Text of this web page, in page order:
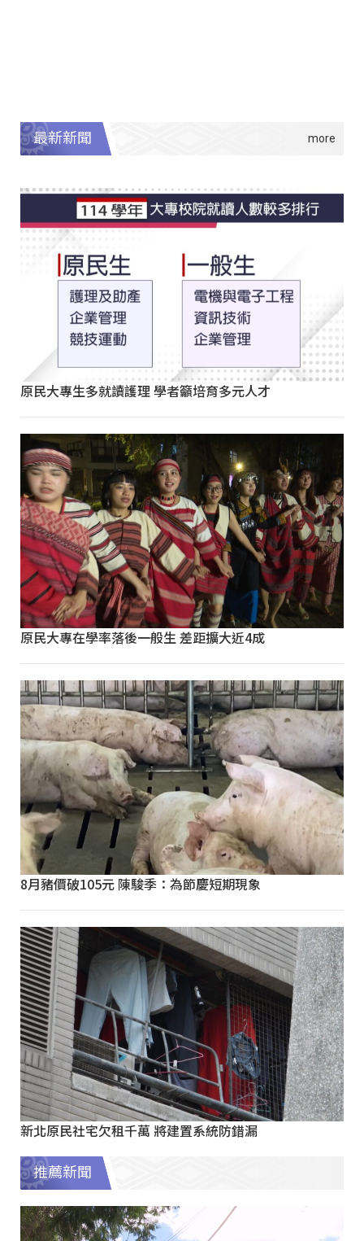
最新新聞
原民大專生多就讀護理 學者籲培育多元人才
原民大專在學率落後一般生 差距擴大近4成
8月豬價破105元 陳駿季：為節慶短期現象
新北原民社宅欠租千萬 將建置系統防錯漏
推薦新聞